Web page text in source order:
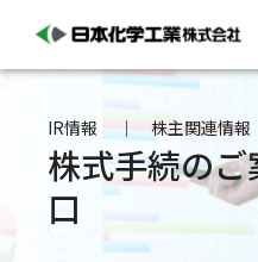
IR情報 株主関連情報
株式手続の
口